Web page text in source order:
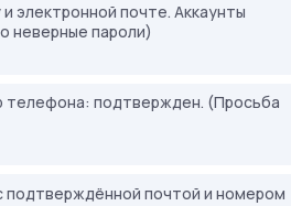
электронной почте. Аккаунты
неверные пароли)
телефона: подтвержден. (Просьба
подтверждённой почтой и номером